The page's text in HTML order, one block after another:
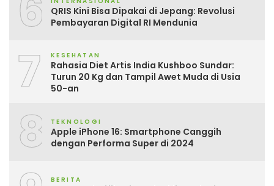
QRIS Kini Bisa Dipakai di Jepang: Revolusi
Pembayaran Digital RI Mendunia
7 KESEHATAN
Rahasia Diet Artis India Kushboo Sundar:
Turun 20 Kg dan Tampil Awet Muda di Usia
50-an
8 TEKNOLOGI
Apple iPhone 16: Smartphone Canggih
dengan Performa Super di 2024
BERITA